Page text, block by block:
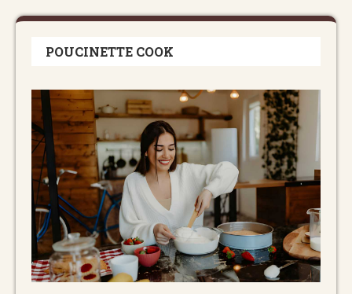
POUCINETTE COOK